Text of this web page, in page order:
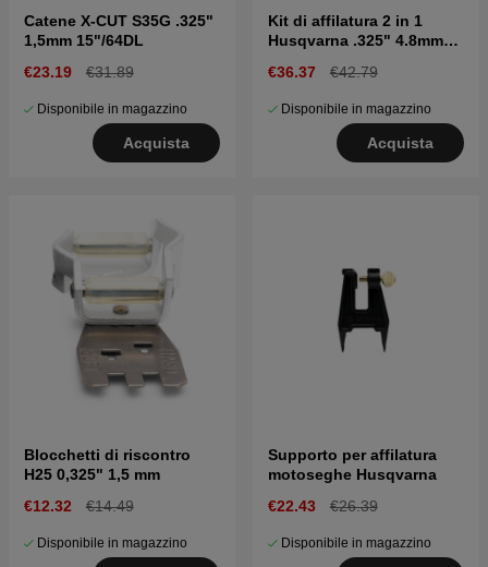
Catene X-CUT S35G .325"
1,5mm 15"/64DL
€23.19
€31.89
Disponibile in magazzino
Acquista
Kit di affilatura 2 in 1
Husqvarna .325" 4.8mm
€36.37 €42.79
Disponibile in magazzino
Acquista
Blocchetti di riscontro
H25 0,325" 1,5 mm
€12.32
€14.49
Disponibile in magazzino
Supporto per affilatura
motoseghe Husqvarna
€22.43
€26.39
Disponibile in magazzino